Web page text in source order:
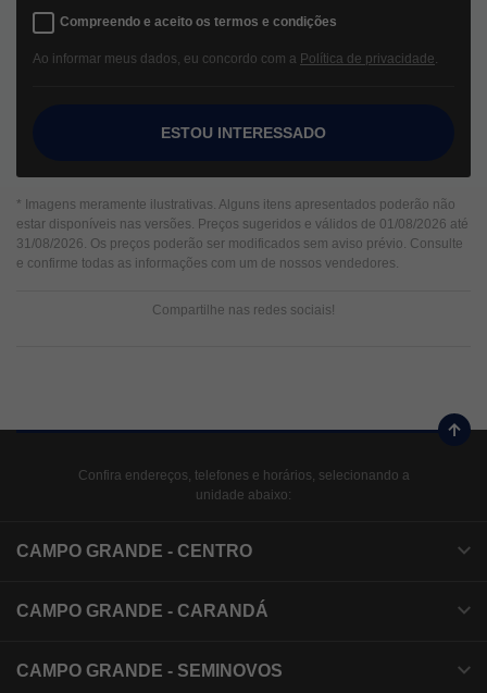
Compreendo e aceito os termos e condições
Ao informar meus dados, eu concordo com a Política de privacidade
ESTOU INTERESSADO
* Imagens meramente ilustrativas. Alguns itens apresentados poderão não
estar disponíveis nas versões. Preços sugeridos e válidos de 01/08/2026 até
31/08/2026. Os preços poderão ser modificados sem aviso prévio. Consulte
e confirme todas as informações com um de nossos vendedores.
Compartilhe nas redes sociais!
Confira endereços, telefones e horários, selecionando a
unidade abaixo:
CAMPO GRANDE - CENTRO
CAMPO GRANDE - CARANDÁ
CAMPO GRANDE - SEMINOVOS